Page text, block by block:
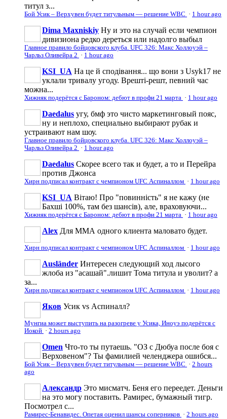
титул з...
Бой Усик – Верхувен будет титульным — решение WBC · 1 hour ago
Dima Maxniskiy Ну и это на случай если чемпион
дивизиона редко дереться или надолго выбыл
Главное правило бойцовского клуба. UFC 326: Макс Холлоуэй –
Чарльз Оливейра 2 · 1 hour ago
KSI_UA На це й сподівання... що вони з Usyk17 не
уклали тривалу угоду. Врешті-решт, певний час
можна...
Хижняк подерётся с Бароном: дебют в профи 21 марта · 1 hour ago
Daedalus угу, бмф это чисто маркетинговый пояс,
ну и неплохо, специально выбирают рубак и
устраивают нам шоу.
Главное правило бойцовского клуба. UFC 326: Макс Холлоуэй –
Чарльз Оливейра 2 · 1 hour ago
Daedalus Скорее всего так и будет, а то и Перейра
против Джонса
Хирн подписал контракт с чемпионом UFC Аспиналлом · 1 hour ago
KSI_UA Вітаю! Про "повинність" я не кажу (не
Бaxшi 100%, там без шансів), але, враховуючи...
Хижняк подерётся с Бароном: дебют в профи 21 марта · 1 hour ago
Аlеx Для ММА одного клиента маловато будет.
Хирн подписал контракт с чемпионом UFC Аспиналлом · 1 hour ago
Ausländer Интересен следующий ход лысого
жлоба из "асашай".лишит Тома титула и уволит? а
за...
Хирн подписал контракт с чемпионом UFC Аспиналлом · 1 hour ago
Яков Усик vs Аспиналл?
Мунгиа может выступить на разогреве у Усика, Иноуэ подерётся с
Иокой · 2 hours ago
Omen Что-то ты путаешь. "ОЗ с Дюбуа после боя с
Верховеном"? Ты фамилией челенджера ошибся...
Бой Усик – Верхувен будет титульным — решение WBC · 2 hours
ago
Александр Это мисматч. Беня его переедет. Деньги
на это могу поставить. Рамирес, бумажный тигр.
Посмотрел с...
Рамирес-Бенавидес. Опетая оценил шансы соперников · 2 hours ago